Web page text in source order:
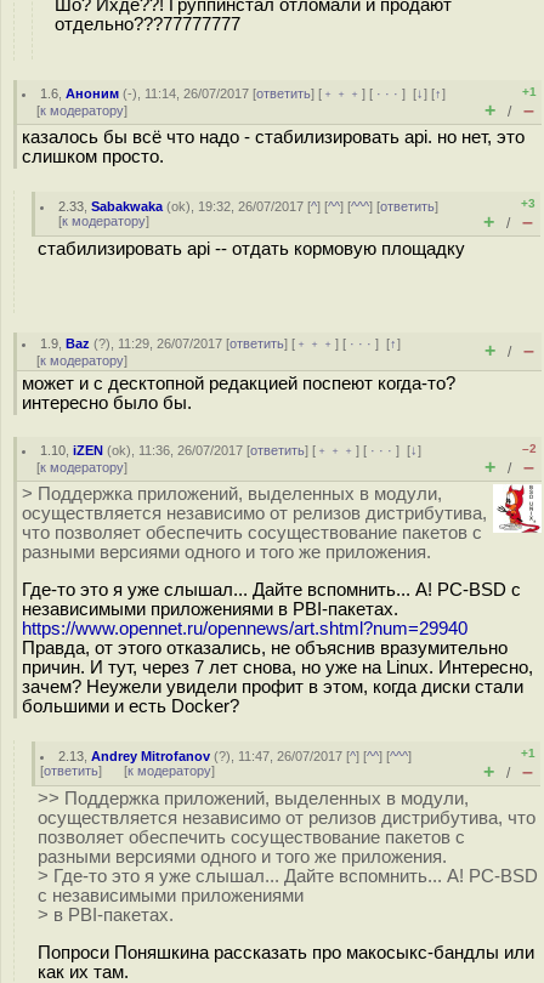
Шо? Ихде??! Группинстал отломали и продают
отдельно???77777777
1.6 ,Аноним (-), 11:14, 26/07/2017 [ответить] [ ﹢﹢﹢] [ · · ·][↓] [↑]
[к модератору]
+1
+ / –
казалось бы всё что надо - стабилизировать api. но нет, это
слишком просто.
2.33 ,Sabakwaka (ok), 19:32, 26/07/2017 [^] [^^] [^^^] [ответить]
[к модератору]
+3
+ / –
стабилизировать api -- отдать кормовую площадку
1.9 ,Baz (?), 11:29, 26/07/2017 [ответить] [ ﹢﹢﹢] [ · · ·][↑]
[к модератору] + / –
может и с десктопной редакцией поспеют когда-то?
интересно было бы.
1.10 ,iZEN (ok), 11:36, 26/07/2017 [ответить] [ ﹢﹢﹢] [ · · ·][↓]
[к модератору]
–2
+ / –
> Поддержка приложений, выделенных в модули,
осуществляется независимо от релизов дистрибутива,
что позволяет обеспечить сосуществование пакетов с
разными версиями одного и того же приложения.
Где-то это я уже слышал... Дайте вспомнить... А! PC-BSD с
независимыми приложениями в PBI-пакетах.
https://www.opennet.ru/opennews/art.shtml?num=29940
Правда, от этого отказались, не объяснив вразумительно
причин. И тут, через 7 лет снова, но уже на Linux. Интересно,
зачем? Неужели увидели профит в этом, когда диски стали
большими и есть Docker?
2.13 ,Andrey Mitrofanov (?), 11:47, 26/07/2017 [^] [^^] [^^^]
[ответить] [к модератору]
+1
+ / –
>> Поддержка приложений, выделенных в модули,
осуществляется независимо от релизов дистрибутива, что
позволяет обеспечить сосуществование пакетов с
разными версиями одного и того же приложения.
> Где-то это я уже слышал... Дайте вспомнить... А! PC-BSD
с независимыми приложениями
> в PBI-пакетах.
Попроси Поняшкина рассказать про макосыкс-бандлы или
как их там.